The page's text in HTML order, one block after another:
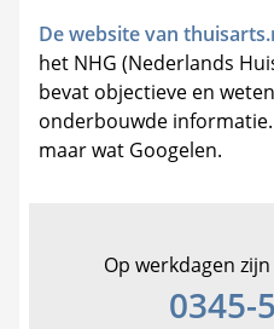
De website van
het NHG (Nederlands
bevat objectieve en
onderbouwde
maar wat Googelen.
Op werkdagen
0345-